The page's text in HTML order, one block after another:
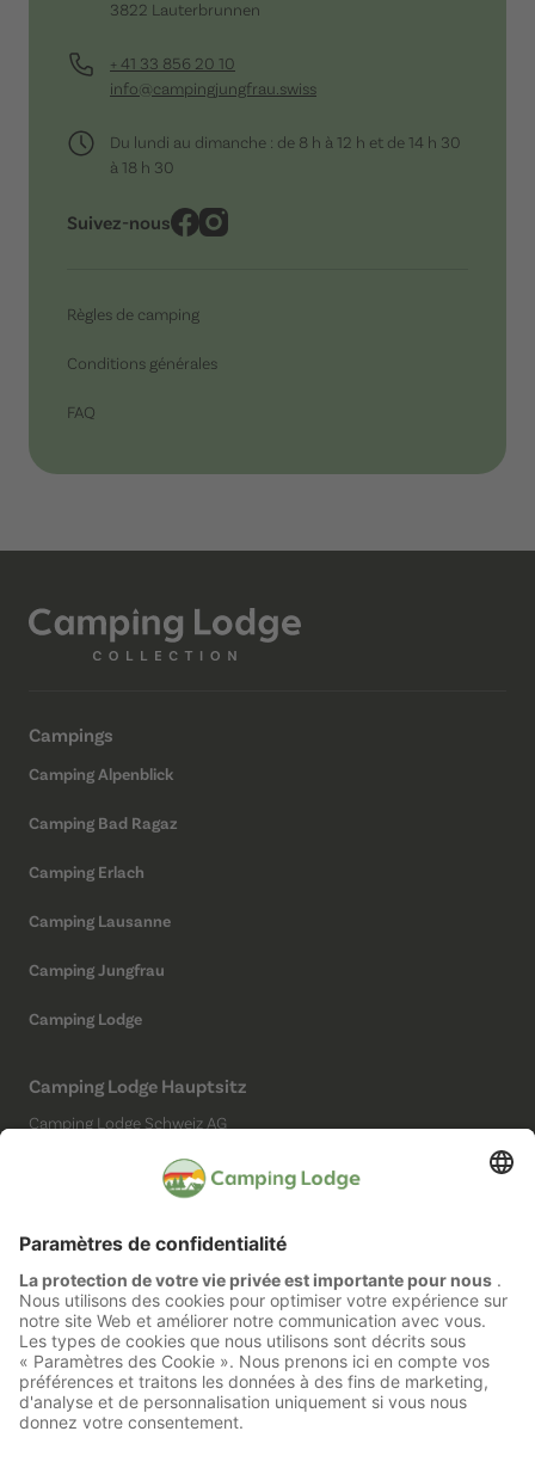
3822 Lauterbrunnen
+ 41 33 856 20 10
info@campingjungfrau.swiss
Du lundi au dimanche : de 8 h à 12 h et de 14 h 30
à 18 h 30
Suivez-nous
Règles de camping
Conditions générales
FAQ
Campings
Camping Alpenblick
Camping Bad Ragaz
Camping Erlach
Camping Lausanne
Camping Jungfrau
Camping Lodge
Camping Lodge Hauptsitz
Camping Lodge Schweiz AG
Réseaux sociaux
Mentions légales